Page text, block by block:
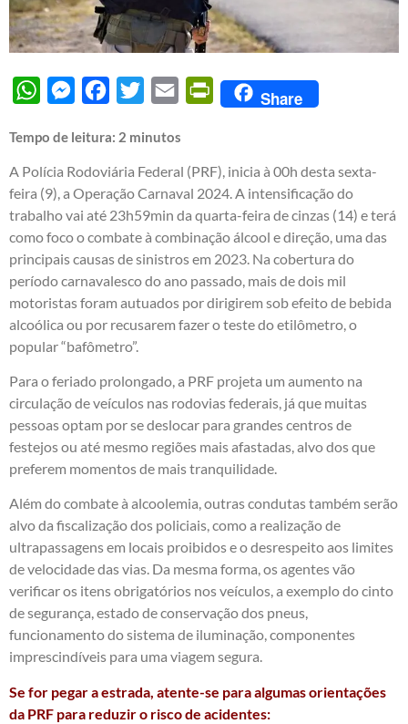
WhatsAppMessengerFacebook
Twitter Email PrintFriendly
Share
Tempo de leitura: 2 minutos
A Polícia Rodoviária Federal (PRF), inicia à 00h desta sexta-
feira (9), a Operação Carnaval 2024. A intensificação do
trabalho vai até 23h59min da quarta-feira de cinzas (14) e terá
como foco o combate à combinação álcool e direção, uma das
principais causas de sinistros em 2023. Na cobertura do
período carnavalesco do ano passado, mais de dois mil
motoristas foram autuados por dirigirem sob efeito de bebida
alcoólica ou por recusarem fazer o teste do etilômetro, o
popular “bafômetro”.
Para o feriado prolongado, a PRF projeta um aumento na
circulação de veículos nas rodovias federais, já que muitas
pessoas optam por se deslocar para grandes centros de
festejos ou até mesmo regiões mais afastadas, alvo dos que
preferem momentos de mais tranquilidade.
Além do combate à alcoolemia, outras condutas também serão
alvo da fiscalização dos policiais, como a realização de
ultrapassagens em locais proibidos e o desrespeito aos limites
de velocidade das vias. Da mesma forma, os agentes vão
verificar os itens obrigatórios nos veículos, a exemplo do cinto
de segurança, estado de conservação dos pneus,
funcionamento do sistema de iluminação, componentes
imprescindíveis para uma viagem segura.
Se for pegar a estrada, atente-se para algumas orientações
da PRF para reduzir o risco de acidentes: